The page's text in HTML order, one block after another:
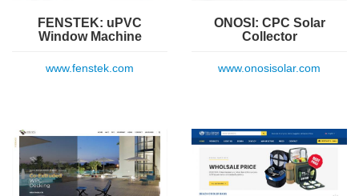
FENSTEK: uPVC
Window Machine
www.fenstek.com
ONOSI: CPC Solar
Collector
www.onosisolar.com